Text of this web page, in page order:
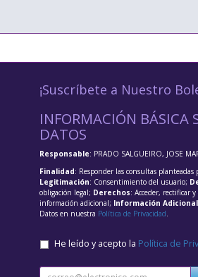
¡Suscríbete a Nuestro
INFORMACIÓN BÁSICA
DATOS
Responsable: PRADO SALGUEIRO, JOSE
Finalidad: Responder las consultas
Legitimación: Consentimiento del usuario;
obligación legal; Derechos: Acceder, rectificar
información adicional; Información Adicional
Datos en nuestra Política de Privacidad.
He leído y acepto la Política de